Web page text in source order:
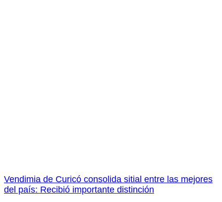
Vendimia de Curicó consolida sitial entre las mejores
del país: Recibió importante distinción